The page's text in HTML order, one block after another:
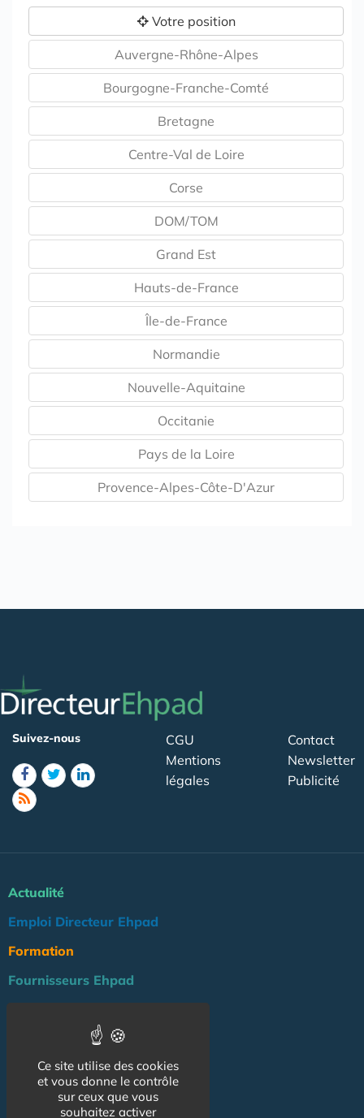
Votre position
Auvergne-Rhône-Alpes
Bourgogne-Franche-Comté
Bretagne
Centre-Val de Loire
Corse
DOM/TOM
Grand Est
Hauts-de-France
Île-de-France
Normandie
Nouvelle-Aquitaine
Occitanie
Pays de la Loire
Provence-Alpes-Côte-D'Azur
Suivez-nous
CGU
Mentions
légales
Contact
Newsletter
Publicité
Actualité
Emploi Directeur Ehpad
Formation
Fournisseurs Ehpad
Réglementation
Outils
Groupe Maison de Retraite
Ce site utilise des cookies
et vous donne le contrôle
sur ceux que vous
souhaitez activer